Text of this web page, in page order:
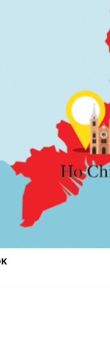
nhiệt ba lớp với bộ
A - cách nhiệt tuyệt
nhiệt độ LED của
gian với mặt trước
thể tháo rời.
với công nghệ nén